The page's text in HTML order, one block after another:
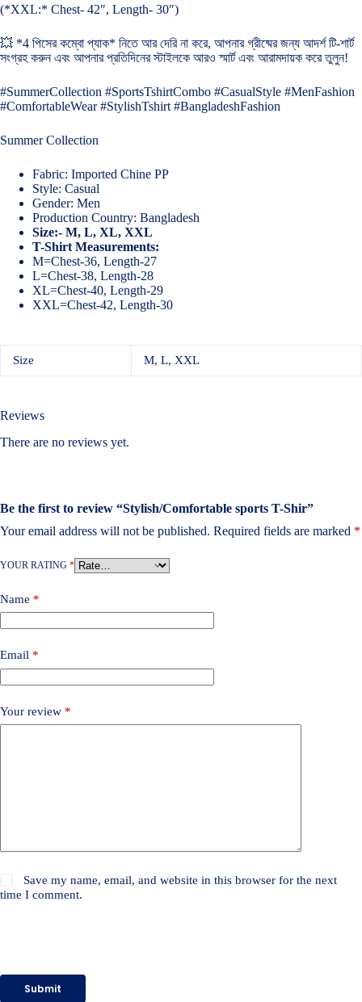
(*XXL:* Chest- 42″, Length- 30″)
💥 *4 পিসের কম্বো প্যাক* নিতে আর দেরি না করে, আপনার গ্রীষ্মের জন্য আদর্শ টি-শার্ট
সংগ্রহ করুন এবং আপনার প্রতিদিনের স্টাইলকে আরও স্মার্ট এবং আরামদায়ক করে তুলুন!
#SummerCollection #SportsTshirtCombo #CasualStyle #MenFashion
#ComfortableWear #StylishTshirt #BangladeshFashion
Summer Collection
Fabric: Imported Chine PP
Style: Casual
Gender: Men
Production Country: Bangladesh
Size:- M, L, XL, XXL
T-Shirt Measurements:
M=Chest-36, Length-27
L=Chest-38, Length-28
XL=Chest-40, Length-29
XXL=Chest-42, Length-30
Size M, L, XXL
Reviews
There are no reviews yet.
Be the first to review “Stylish/Comfortable sports T-Shir”
Your email address will not be published. Required fields are marked *
YOUR RATING *
Name *
Email *
Your review *
Save my name, email, and website in this browser for the next
time I comment.
Submit